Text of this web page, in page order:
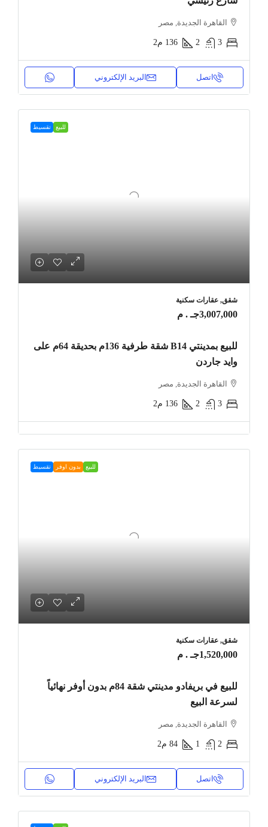
القاهرة الجديدة, مصر
3
2
136 م2
اتصل البريد الإلكتروني
للبيع تقسيط
شقق, عقارات سكنية
3,007,000جـ . م
للبيع بمدينتي B14 شقة طرفية 136م بحديقة 64م على
وايد جاردن
القاهرة الجديدة, مصر
3
2
136 م2
للبيع بدون اوفر تقسيط
شقق, عقارات سكنية
1,520,000جـ . م
للبيع في بريفادو مدينتي شقة 84م بدون أوفر نهائياً
لسرعة البيع
القاهرة الجديدة, مصر
2
1
84 م2
اتصل البريد الإلكتروني